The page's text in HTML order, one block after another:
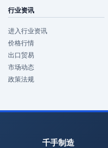
行业资讯
进入行业资讯
价格行情
出口贸易
市场动态
政策法规
千手制造